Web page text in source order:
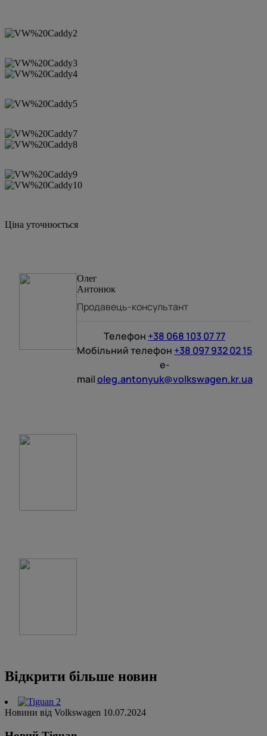
Ціна уточнюється
Олег
Антонюк
Продавець-консультант
Телефон +38 068 103 07 77
Мобільний телефон +38 097 932 02 15
e-
mailoleg.antonyuk@volkswagen.kr.ua
Відкрити більше новин
Новини від Volkswagen 10.07.2024